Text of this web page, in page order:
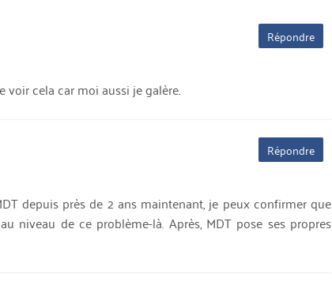
voir cela car moi aussi je galère.
Répondre
depuis près de 2 ans maintenant, je peux confirmer que
niveau de ce problème-là. Après, MDT pose ses propres
Répondre